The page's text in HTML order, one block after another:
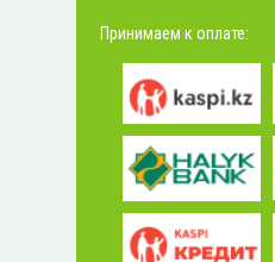
Принимаем к оплате: